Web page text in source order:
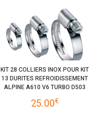
KIT 28 COLLIERS INOX POUR KIT
13 DURITES REFROIDISSEMENT
ALPINE A610 V6 TURBO D503
25.00€